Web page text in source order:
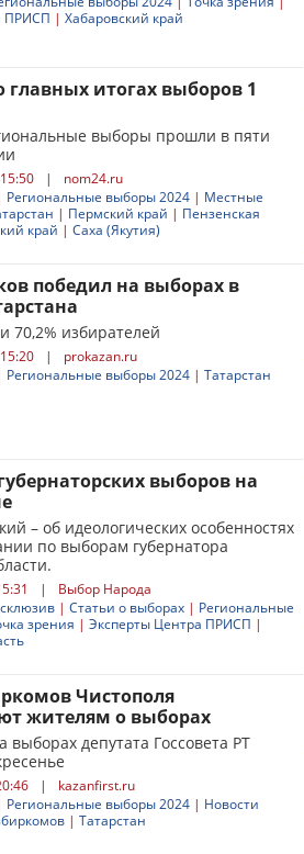
ПРИСП | Хабаровский край
главных итогах выборов 1
выборы прошли в пяти
|
nom24.ru
Региональные выборы 2024 | Местные
| Пермский край | Пензенская
край | Саха (Якутия)
победил на выборах в
70,2% избирателей
|
prokazan.ru
Региональные выборы 2024 | Татарстан
выборов на
– об идеологических особенностях
по выборам губернатора
|
Выбор Народа
| Статьи о выборах | Региональные
зрения | Эксперты Центра ПРИСП |
Чистополя
жителям о выборах
выборах депутата Госсовета РТ
|
kazanfirst.ru
Региональные выборы 2024 | Новости
| Татарстан